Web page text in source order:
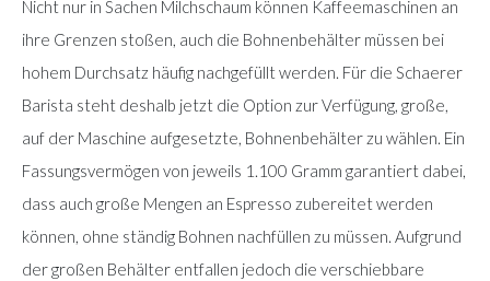
Nicht nur in Sachen Milchschaum können Kaffeemaschinen an
ihre Grenzen stoßen, auch die Bohnenbehälter müssen bei
hohem Durchsatz häufig nachgefüllt werden. Für die Schaerer
Barista steht deshalb jetzt die Option zur Verfügung, große,
auf der Maschine aufgesetzte, Bohnenbehälter zu wählen. Ein
Fassungsvermögen von jeweils 1.100 Gramm garantiert dabei,
dass auch große Mengen an Espresso zubereitet werden
können, ohne ständig Bohnen nachfüllen zu müssen. Aufgrund
der großen Behälter entfallen jedoch die verschiebbare